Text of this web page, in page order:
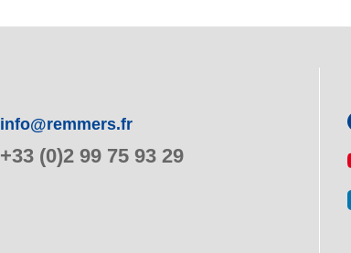
info@remmers.fr
+33 (0)2 99 75 93 29